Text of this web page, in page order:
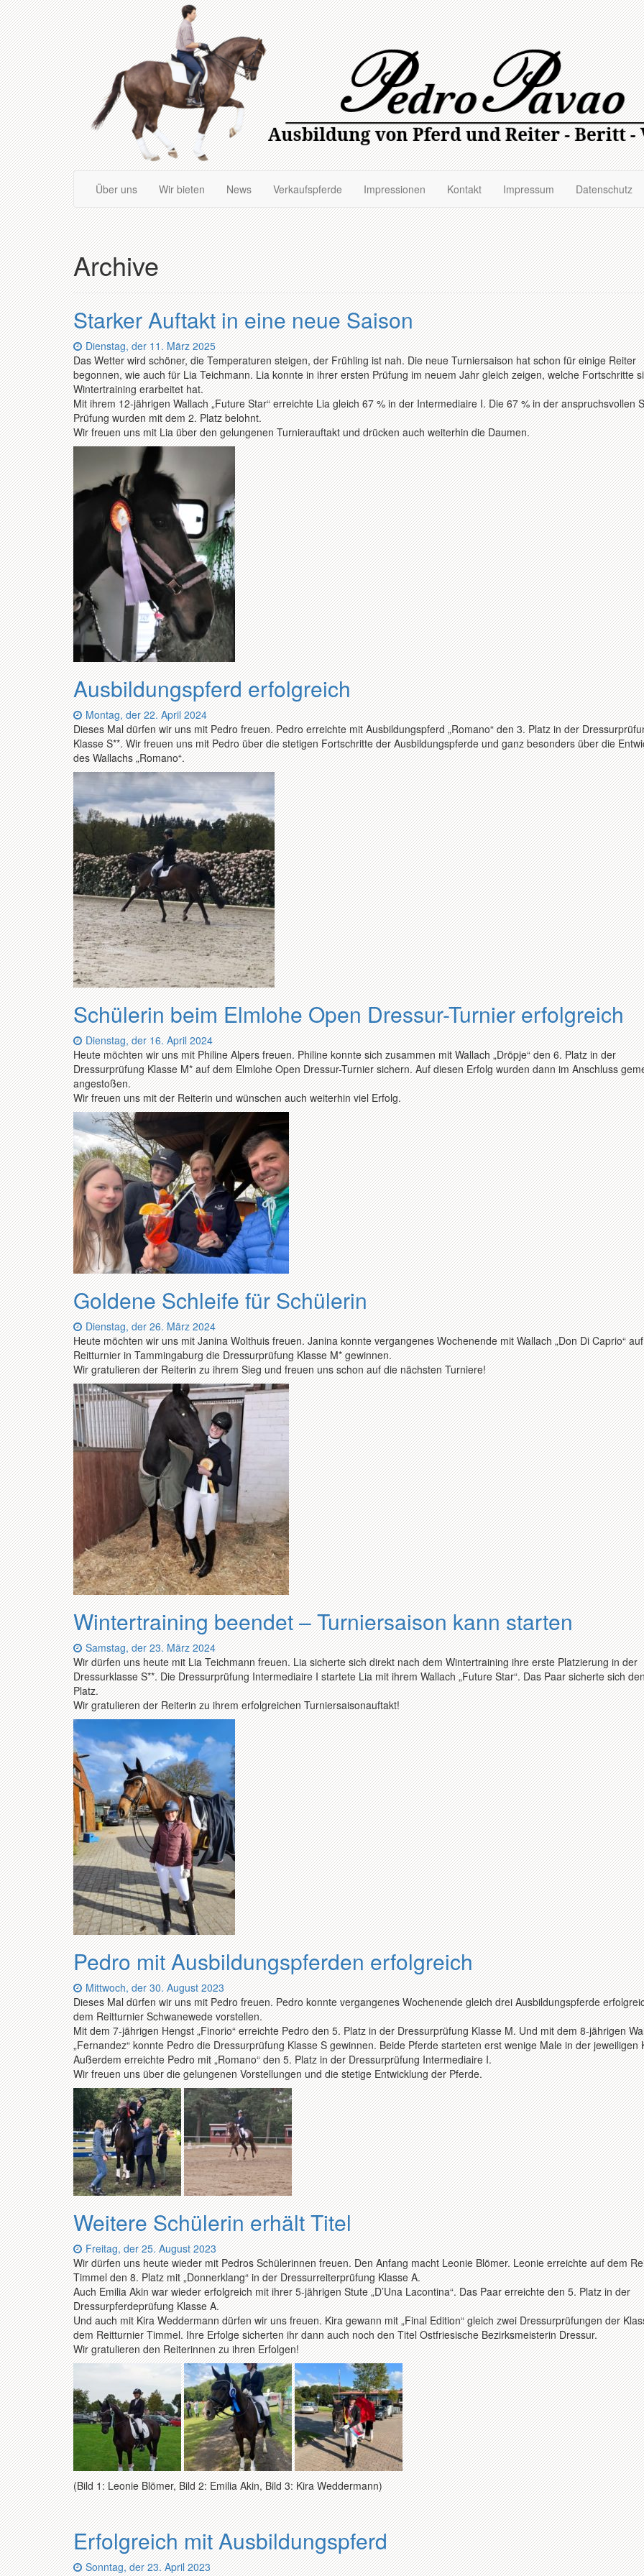
Zum
Hauptinhalt
springen
Über uns Wir bieten News Verkaufspferde Impressionen Kontakt Impressum Datenschutz
Archive
Starker Auftakt in eine neue Saison
Datum:
Dienstag, der 11. März 2025
Das Wetter wird schöner, die Temperaturen steigen, der Frühling ist nah. Die neue Turniersaison hat schon für einige Reiter
begonnen, wie auch für Lia Teichmann. Lia konnte in ihrer ersten Prüfung im neuem Jahr gleich zeigen, welche Fortschritte
Wintertraining erarbeitet hat.
Mit ihrem 12-jährigen Wallach „Future Star“ erreichte Lia gleich 67 % in der Intermediaire I. Die 67 % in der anspruchsvollen
Prüfung wurden mit dem 2. Platz belohnt.
Wir freuen uns mit Lia über den gelungenen Turnierauftakt und drücken auch weiterhin die Daumen.
Ausbildungspferd erfolgreich
Datum:
Montag, der 22. April 2024
Dieses Mal dürfen wir uns mit Pedro freuen. Pedro erreichte mit Ausbildungspferd „Romano“ den 3. Platz in der
Klasse S**. Wir freuen uns mit Pedro über die stetigen Fortschritte der Ausbildungspferde und ganz besonders über die
des Wallachs „Romano“.
Schülerin beim Elmlohe Open Dressur-Turnier erfolgreich
Datum:
Dienstag, der 16. April 2024
Heute möchten wir uns mit Philine Alpers freuen. Philine konnte sich zusammen mit Wallach „Dröpje“ den 6. Platz in der
Dressurprüfung Klasse M* auf dem Elmlohe Open Dressur-Turnier sichern. Auf diesen Erfolg wurden dann im Anschluss
angestoßen.
Wir freuen uns mit der Reiterin und wünschen auch weiterhin viel Erfolg.
Goldene Schleife für Schülerin
Datum:
Dienstag, der 26. März 2024
Heute möchten wir uns mit Janina Wolthuis freuen. Janina konnte vergangenes Wochenende mit Wallach „Don Di Caprio“
Reitturnier in Tammingaburg die Dressurprüfung Klasse M* gewinnen.
Wir gratulieren der Reiterin zu ihrem Sieg und freuen uns schon auf die nächsten Turniere!
Wintertraining beendet – Turniersaison kann starten
Datum:
Samstag, der 23. März 2024
Wir dürfen uns heute mit Lia Teichmann freuen. Lia sicherte sich direkt nach dem Wintertraining ihre erste Platzierung in der
Dressurklasse S**. Die Dressurprüfung Intermediaire I startete Lia mit ihrem Wallach „Future Star“. Das Paar sicherte sich
Platz.
Wir gratulieren der Reiterin zu ihrem erfolgreichen Turniersaisonauftakt!
Pedro mit Ausbildungspferden erfolgreich
Datum:
Mittwoch, der 30. August 2023
Dieses Mal dürfen wir uns mit Pedro freuen. Pedro konnte vergangenes Wochenende gleich drei Ausbildungspferde
dem Reitturnier Schwanewede vorstellen.
Mit dem 7-jährigen Hengst „Finorio“ erreichte Pedro den 5. Platz in der Dressurprüfung Klasse M. Und mit dem 8-jährigen
„Fernandez“ konnte Pedro die Dressurprüfung Klasse S gewinnen. Beide Pferde starteten erst wenige Male in der jeweiligen
Außerdem erreichte Pedro mit „Romano“ den 5. Platz in der Dressurprüfung Intermediaire I.
Wir freuen uns über die gelungenen Vorstellungen und die stetige Entwicklung der Pferde.
Weitere Schülerin erhält Titel
Datum:
Freitag, der 25. August 2023
Wir dürfen uns heute wieder mit Pedros Schülerinnen freuen. Den Anfang macht Leonie Blömer. Leonie erreichte auf dem
Timmel den 8. Platz mit „Donnerklang“ in der Dressurreiterprüfung Klasse A.
Auch Emilia Akin war wieder erfolgreich mit ihrer 5-jährigen Stute „D’Una Lacontina“. Das Paar erreichte den 5. Platz in der
Dressurpferdeprüfung Klasse A.
Und auch mit Kira Weddermann dürfen wir uns freuen. Kira gewann mit „Final Edition“ gleich zwei Dressurprüfungen der
dem Reitturnier Timmel. Ihre Erfolge sicherten ihr dann auch noch den Titel Ostfriesische Bezirksmeisterin Dressur.
Wir gratulieren den Reiterinnen zu ihren Erfolgen!
(Bild 1: Leonie Blömer, Bild 2: Emilia Akin, Bild 3: Kira Weddermann)
Erfolgreich mit Ausbildungspferd
Datum:
Sonntag, der 23. April 2023